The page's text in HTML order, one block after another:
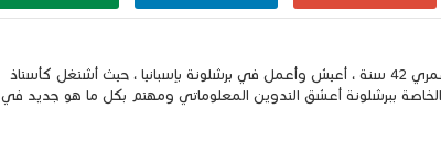
إسمي الكامل الحسين مزواد ، مغربي الجنسية ، عمري 42 سنة ، أعيش وأعمل في برشلونة بإسبانيا ، حيث أشتغل كأستاذ
ببرشلونة أعشق التدوين المعلوماتي ومهتم بكل ما هو جديد في